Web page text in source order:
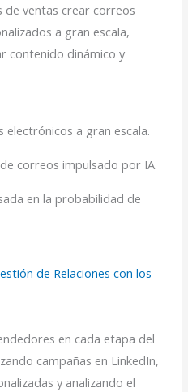
ventas crear correos
a gran escala,
contenido dinámico y
electrónicos a gran escala.
correos impulsado por IA.
en la probabilidad de
de Relaciones con los
en cada etapa del
campañas en LinkedIn,
y analizando el